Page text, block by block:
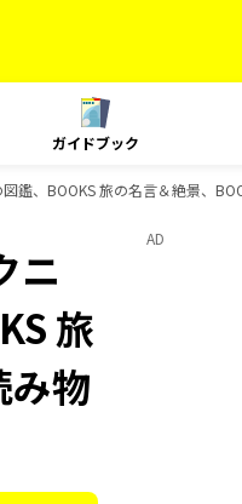
ガイドブック
、BOOKS 旅の名言＆絶景、
ニ
旅
み物
AD